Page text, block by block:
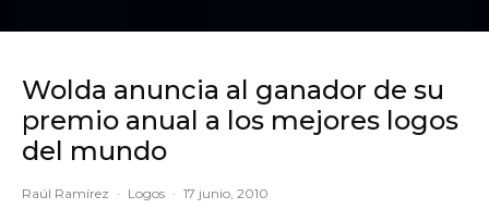
Wolda anuncia al ganador de su
premio anual a los mejores logos
del mundo
Raúl Ramírez · Logos · 17 junio, 2010